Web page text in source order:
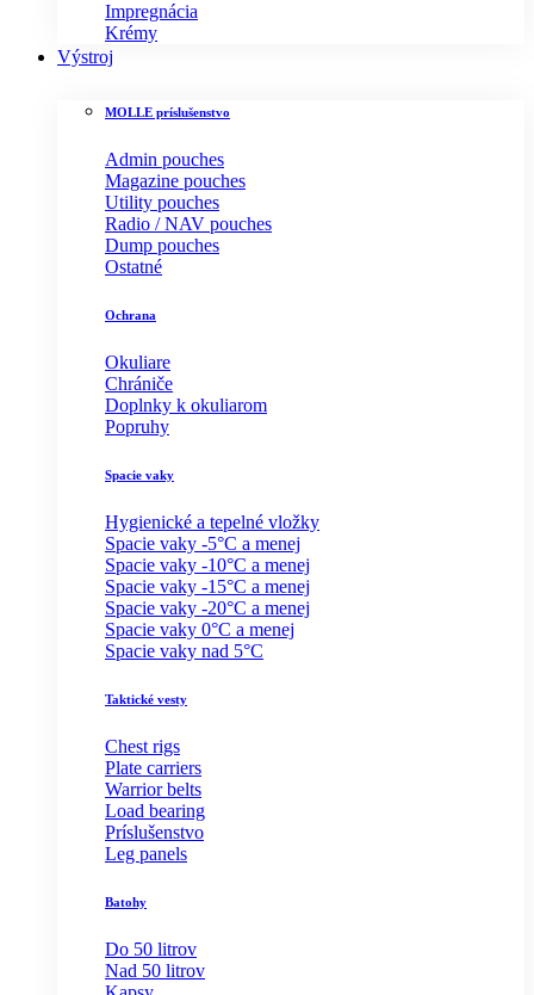
Impregnácia
Krémy
Výstroj
MOLLE príslušenstvo
Admin pouches
Magazine pouches
Utility pouches
Radio / NAV pouches
Dump pouches
Ostatné
Ochrana
Okuliare
Chrániče
Doplnky k okuliarom
Popruhy
Spacie vaky
Hygienické a tepelné vložky
Spacie vaky -5°C a menej
Spacie vaky -10°C a menej
Spacie vaky -15°C a menej
Spacie vaky -20°C a menej
Spacie vaky 0°C a menej
Spacie vaky nad 5°C
Taktické vesty
Chest rigs
Plate carriers
Warrior belts
Load bearing
Príslušenstvo
Leg panels
Batohy
Do 50 litrov
Nad 50 litrov